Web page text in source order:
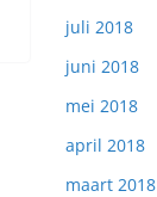
juli 2018
juni 2018
mei 2018
april 2018
maart 2018